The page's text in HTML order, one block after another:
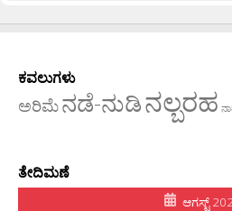
ಕವಲುಗಳು
ಅರಿಮೆನಡೆ-ನುಡಿನಲ್ಬರಹ
ತೇದಿಮಣೆ
ಆಗಸ್ಟ್